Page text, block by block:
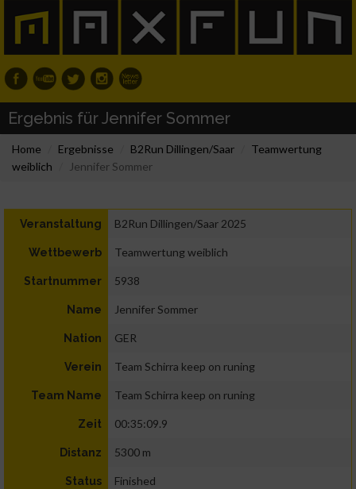
Ergebnis für Jennifer Sommer
Home Ergebnisse B2Run Dillingen/Saar
Teamwertung
weiblich
Jennifer Sommer
Veranstaltung B2Run Dillingen/Saar 2025
Wettbewerb Teamwertung weiblich
Startnummer 5938
Name Jennifer Sommer
Nation GER
Verein Team Schirra keep on runing
Team Name Team Schirra keep on runing
Zeit 00:35:09.9
Distanz 5300 m
Status Finished